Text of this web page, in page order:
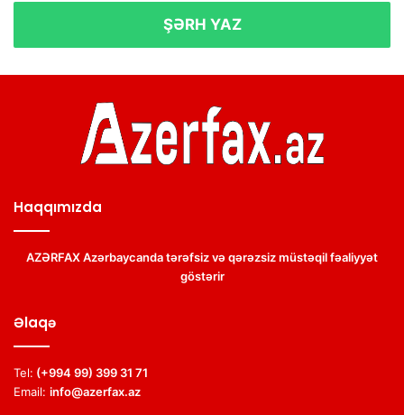
ŞƏRH YAZ
Haqqımızda
AZƏRFAX Azərbaycanda tərəfsiz və qərəzsiz müstəqil fəaliyyət
göstərir
Əlaqə
Tel: (+994 99) 399 31 71
Email: info@azerfax.az